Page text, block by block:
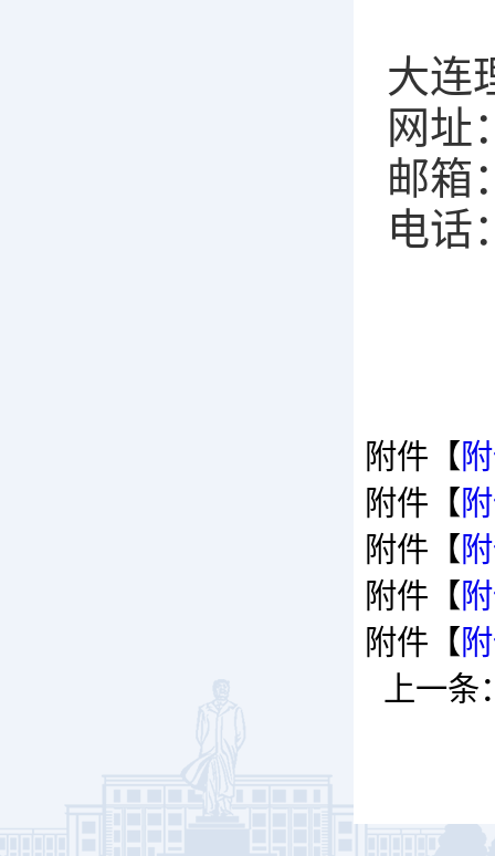
大连
网址
邮箱
电话
附件【
附件【
附件【
附件【
附件【
上一条